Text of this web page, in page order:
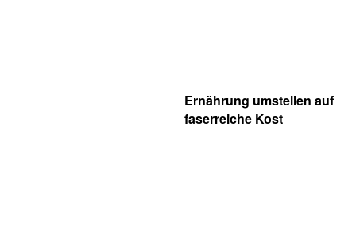
Ernährung umstellen auf
faserreiche Kost